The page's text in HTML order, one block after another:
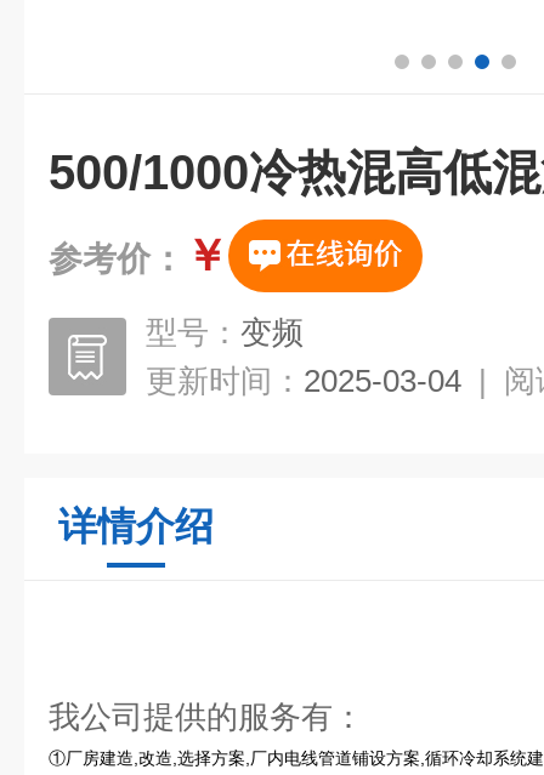
500/1000冷热混高低
参考价： ￥
型号： 变频
更新时间： 2025-03-04 | 阅
详情介绍
我公司提供的服务有：
①厂房建造,改造,选择方案,厂内电线管道铺设方案,循环冷却系统